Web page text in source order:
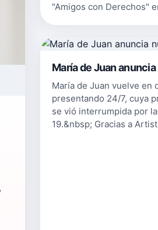
"Amigos con Derechos"
María de Juan
María de Juan vuelve en
presentando 24/7, cuya
se vió interrumpida por
19.&nbsp; Gracias a